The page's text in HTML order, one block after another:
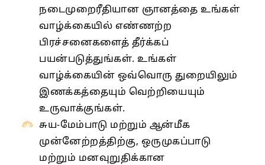
நடைமுறைரீதியான ஞானத்தை உங்கள்
வாழ்க்கையில் எண்ணற்ற
பிரச்சனைகளைத் தீர்க்கப்
பயன்படுத்துங்கள். உங்கள்
வாழ்க்கையின் ஒவ்வொரு துறையிலும்
இணக்கத்தையும் வெற்றியையும்
உருவாக்குங்கள்.
சுய-மேம்பாடு மற்றும் ஆன்மீக
முன்னேற்றத்திற்கு, ஒருமுகப்பாடு
மற்றும் மனவுறுதிக்கான